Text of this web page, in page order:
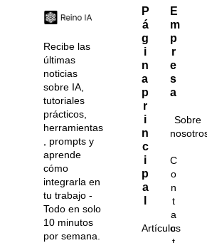
Recibe las
últimas
noticias
sobre IA,
tutoriales
prácticos,
herramientas
, prompts y
aprende
cómo
integrarla en
tu trabajo -
Todo en solo
10 minutos
por semana.
P
á
g
i
n
a
p
r
i
n
c
i
p
a
Artículos
E
m
p
r
e
s
a
Sobre
C
o
n
t
a
c